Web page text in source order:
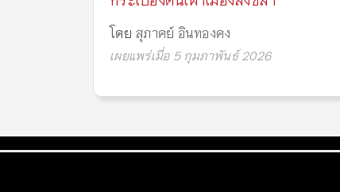
โดย สุภาคย์ อินทองคง
เผยแพร่เมื่อ 5 กุมภาพันธ์ 2026